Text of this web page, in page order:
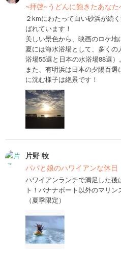
~拝啓~うどんに飽きたあなた
２kmにわたって白い砂浜が続
ばれています！
美しい景色から、映画のロケ地
夏には海水浴場として、多く
浴場55選と日本の水浴場88選）。
また、有明浜は日本の夕陽百
に沈む様子は絶景です！
片野 牧
パパと娘のハワイアンな休日
ハワイアンランチで満足した
ト！バナナボート以外のマリ
（夏季限定）